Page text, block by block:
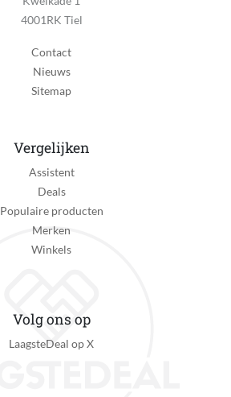
4001RK Tiel
Contact
Nieuws
Sitemap
Vergelijken
Assistent
Deals
Populaire producten
Merken
Winkels
Volg ons op
LaagsteDeal op X